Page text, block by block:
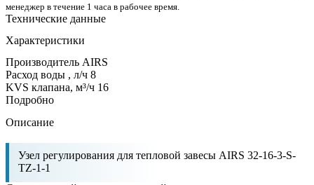
менеджер в течение 1 часа в рабочее время.
Технические данные
Характеристики
Производитель AIRS
Расход воды , л/ч 8
KVS клапана, м³/ч 16
Подробно
Описание
Узел регулирования для тепловой завесы AIRS 32-16-3-S-
TZ-1-1